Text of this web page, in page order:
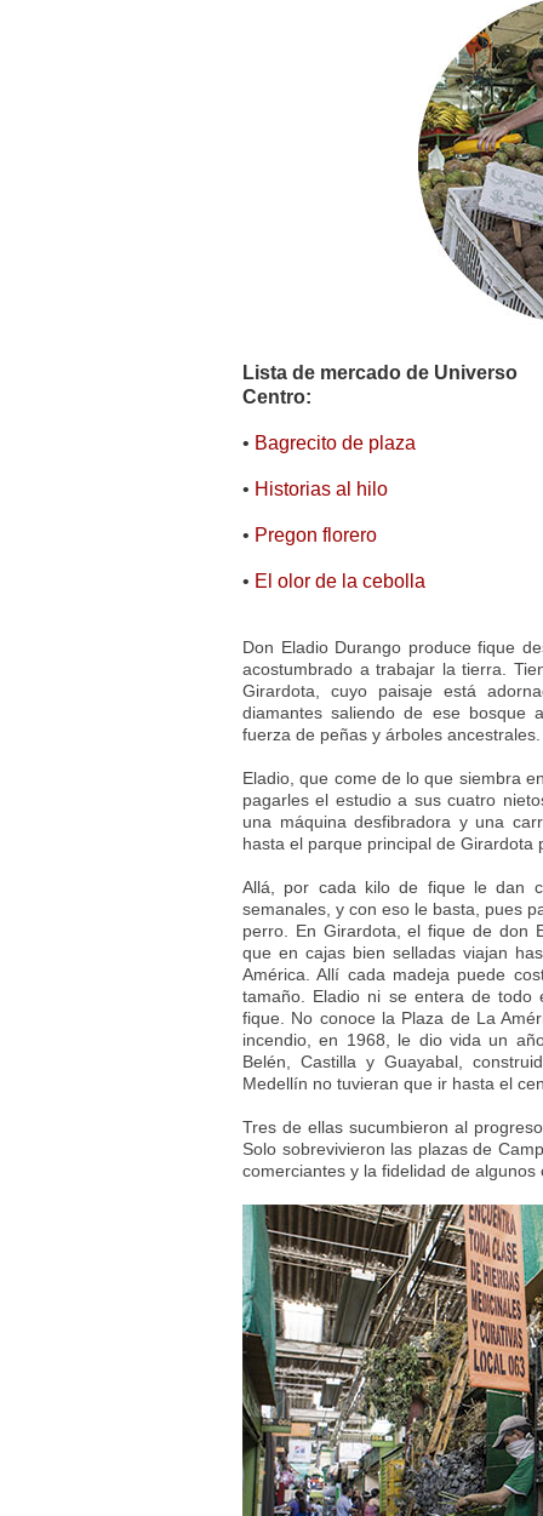
Lista de mercado de Universo
Centro:
• Bagrecito de plaza
• Historias al hilo
• Pregon florero
• El olor de la cebolla
Don Eladio Durango produce fique
acostumbrado a trabajar la tierra.
Girardota, cuyo paisaje está
diamantes saliendo de ese bosque
fuerza de peñas y árboles ancestrales.
Eladio, que come de lo que siembra
pagarles el estudio a sus cuatro
una máquina desfibradora y una
hasta el parque principal de Girardota
Allá, por cada kilo de fique le dan
semanales, y con eso le basta, pues
perro. En Girardota, el fique de don
que en cajas bien selladas viajan
América. Allí cada madeja puede
tamaño. Eladio ni se entera de todo
fique. No conoce la Plaza de La
incendio, en 1968, le dio vida un
Belén, Castilla y Guayabal,
Medellín no tuvieran que ir hasta el
Tres de ellas sucumbieron al
Solo sobrevivieron las plazas de
comerciantes y la fidelidad de algunos